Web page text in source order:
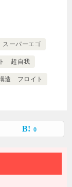
スーパーエゴ
超自我
造 フロイト
0